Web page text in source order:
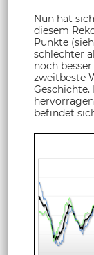
Nun hat
diesem
Punkte
schlechter
noch
zweitbeste
befindet